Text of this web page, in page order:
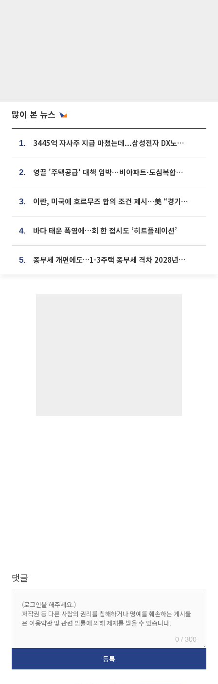
많이 본 뉴스
1. 3445억 자사주 지급 마쳤는데...삼성전자 DX노조, 뒤늦은 '떼쓰기 집회'
2. 영끌 '주택공급' 대책 임박⋯비아파트·도심복합까지 총동원
3. 이란, 미국에 호르무즈 합의 조건 제시…美 “경기 아직 안 끝나” [종합]
4. 바다 태운 폭염에…회 한 접시도 ‘히트플레이션’
5. 종부세 개편에도…1·3주택 종부세 격차 2028년부터 확대
댓글
0 / 300